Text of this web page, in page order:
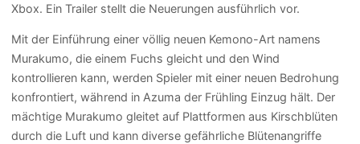
Xbox. Ein Trailer stellt die Neuerungen ausführlich vor.
Mit der Einführung einer völlig neuen Kemono-Art namens
Murakumo, die einem Fuchs gleicht und den Wind
kontrollieren kann, werden Spieler mit einer neuen Bedrohung
konfrontiert, während in Azuma der Frühling Einzug hält. Der
mächtige Murakumo gleitet auf Plattformen aus Kirschblüten
durch die Luft und kann diverse gefährliche Blütenangriffe